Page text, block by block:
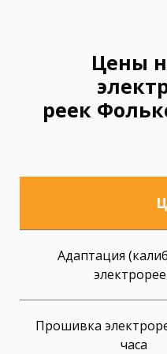
Цены
реек
Адаптация
Прошивка
часа